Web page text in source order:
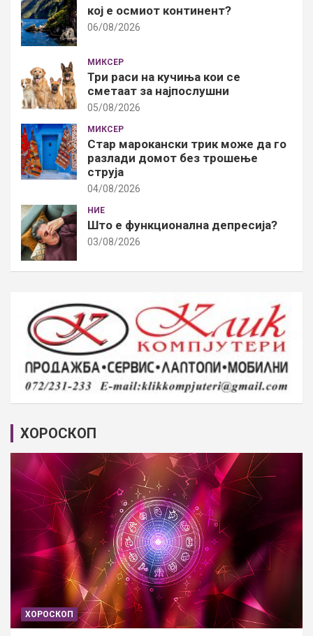
кој е осмиот континент?
06/08/2026
МИКСЕР
Три раси на кучиња кои се
сметаат за најпослушни
05/08/2026
МИКСЕР
Стар марокански трик може да го
разлади домот без трошење
струја
04/08/2026
НИЕ
Што е функционална депресија?
03/08/2026
ХОРОСКОП
ХОРОСКОП